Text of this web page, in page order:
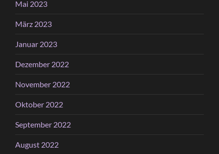
Mai 2023
März 2023
Januar 2023
Dezember 2022
November 2022
Oktober 2022
September 2022
August 2022